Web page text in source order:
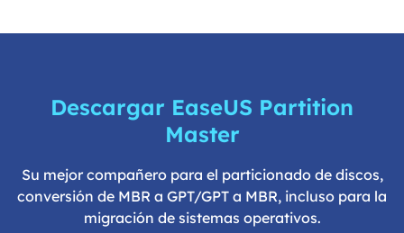
Descargar EaseUS Partition
Master
Su mejor compañero para el particionado de discos,
conversión de MBR a GPT/GPT a MBR, incluso para la
migración de sistemas operativos.